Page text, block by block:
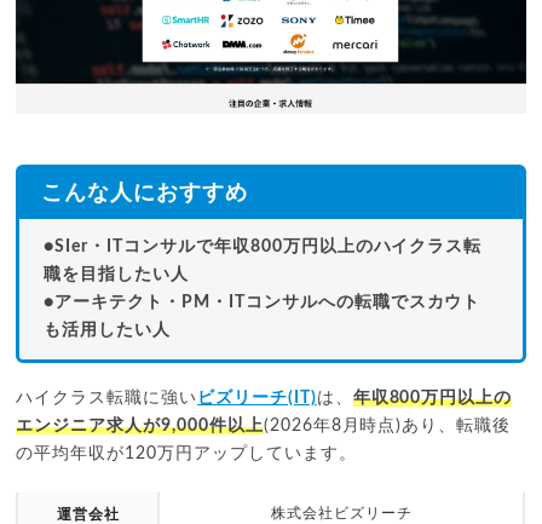
こんな人におすすめ
●SIer・ITコンサルで年収800万円以上のハイクラス転
職を目指したい人
●アーキテクト・PM・ITコンサルへの転職でスカウト
も活用したい人
ハイクラス転職に強い ビズリーチ(IT)は、 年収800万円以上の
エンジニア求人が9,000件以上(2026年8月時点)あり、転職後
の平均年収が120万円アップしています。
運営会社
株式会社ビズリーチ